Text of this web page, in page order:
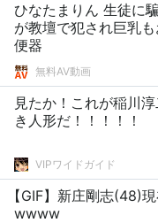
ひなたまりん 生徒に
が教壇で犯され巨乳
便器
無料AV動画
見たか！これが稲川
き人形だ！！！！！
VIPワイドガイド
【GIF】新庄剛志(48)
wwww